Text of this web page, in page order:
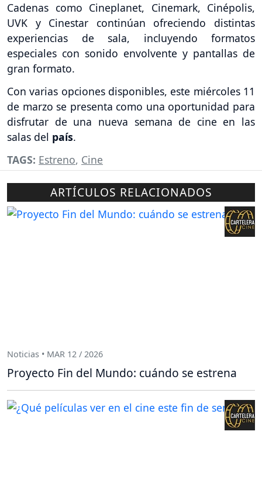
Cadenas como Cineplanet, Cinemark, Cinépolis,
UVK y Cinestar continúan ofreciendo distintas
experiencias de sala, incluyendo formatos
especiales con sonido envolvente y pantallas de
gran formato.
Con varias opciones disponibles, este miércoles 11
de marzo se presenta como una oportunidad para
disfrutar de una nueva semana de cine en las
salas del país.
TAGS: Estreno, Cine
ARTÍCULOS RELACIONADOS
Noticias • MAR 12 / 2026
Proyecto Fin del Mundo: cuándo se estrena